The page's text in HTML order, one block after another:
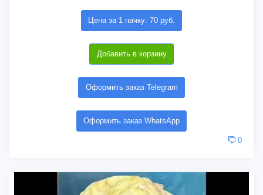
Цена за 1 пачку: 70 руб.
Добавить в корзину
Оформить заказ Telegram
Оформить заказ WhatsApp
0